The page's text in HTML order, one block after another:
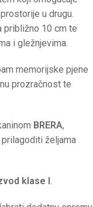
u drugu.
približno 10 cm te
i gležnjevima.
memorijske pjene
prozračnost te
BRERA,
željama
klase I